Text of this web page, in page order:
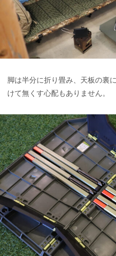
脚は半分に折り畳み、天板の裏
けて無くす心配もありません。